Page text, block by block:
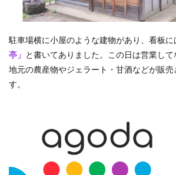
駐車場横に小屋のような建物があり、看板に
亭」
と書いてありました。この日は営業して
地元の農産物やジェラート・甘酒などが販
す。